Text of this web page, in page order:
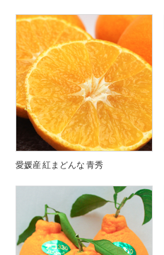
愛媛産 紅まどんな 青秀